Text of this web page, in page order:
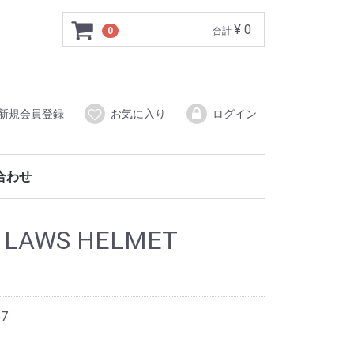
0 合計 ¥ 0
規会員登録 お気に入り ログイン
わせ
HELMET